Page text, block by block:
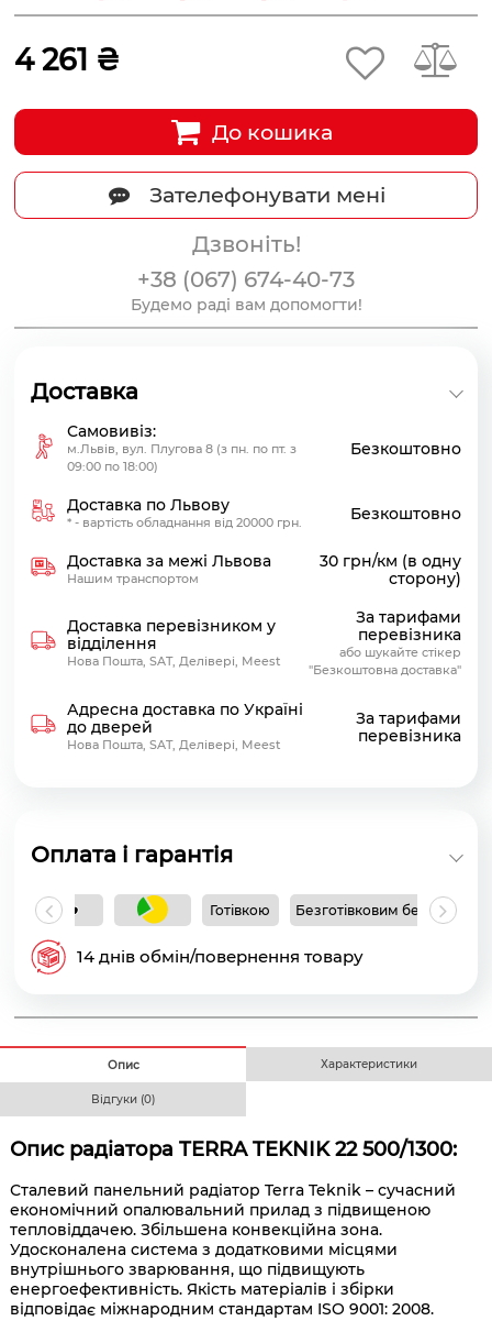
4 261 ₴
До кошика
Зателефонувати мені
Дзвоніть!
+38 (067) 674-40-73
Будемо раді вам допомогти!
Доставка
Самовивіз:
м.Львів, вул. Плугова 8 (з пн. по пт. з
09:00 по 18:00)
Безкоштовно
Доставка по Львову
* - вартість обладнання від 20000 грн. Безкоштовно
Доставка за межі Львова
Нашим транспортом
30 грн/км (в одну
сторону)
Доставка перевізником у
відділення
Нова Пошта, SAT, Делівері, Meest
За тарифами
перевізника
або шукайте стікер
"Безкоштовна доставка"
Адресна доставка по Україні
до дверей
Нова Пошта, SAT, Делівері, Meest
За тарифами
перевізника
Оплата і гарантія
Готівкою Безготівковим без ПДВ
14 днів обмін/повернення товару
Опис Характеристики
Відгуки (0)
Опис радіатора TERRA TEKNIK 22 500/1300:
Сталевий панельний радіатор Terra Teknik – сучасний
економічний опалювальний прилад з підвищеною
тепловіддачею. Збільшена конвекційна зона.
Удосконалена система з додатковими місцями
внутрішнього зварювання, що підвищують
енергоефективність. Якість матеріалів і збірки
відповідає міжнародним стандартам ISO 9001: 2008.